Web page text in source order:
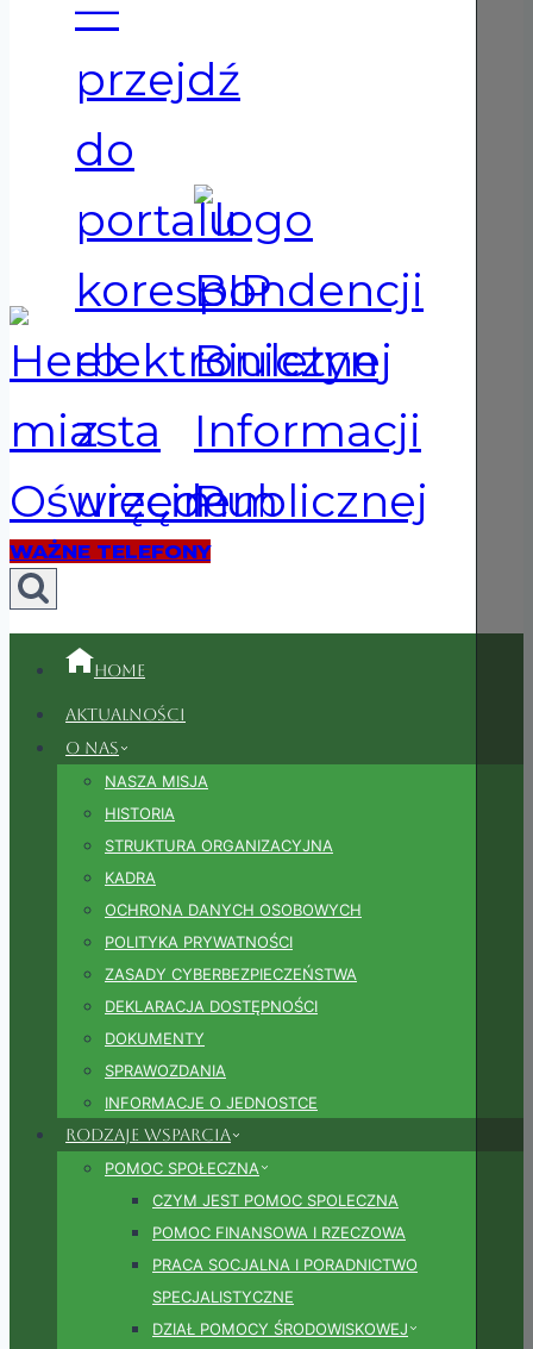
WAŻNE TELEFONY
Home
Aktualności
O nas
NASZA MISJA
HISTORIA
STRUKTURA ORGANIZACYJNA
KADRA
OCHRONA DANYCH OSOBOWYCH
POLITYKA PRYWATNOŚCI
ZASADY CYBERBEZPIECZEŃSTWA
DEKLARACJA DOSTĘPNOŚCI
DOKUMENTY
SPRAWOZDANIA
INFORMACJE O JEDNOSTCE
Rodzaje wsparcia
POMOC SPOŁECZNA
CZYM JEST POMOC SPOLECZNA
POMOC FINANSOWA I RZECZOWA
PRACA SOCJALNA I PORADNICTWO
SPECJALISTYCZNE
DZIAŁ POMOCY ŚRODOWISKOWEJ